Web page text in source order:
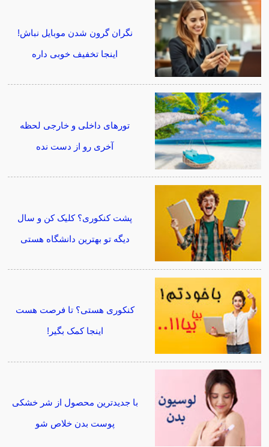
نگران گرون شدن موبایل نباش!
اینجا تخفیف خوبی داره
تورهای داخلی و خارجی لحظه
آخری رو از دست نده
پشت کنکوری؟ کلیک کن و سال
دیگه تو بهترین دانشگاه هستی
کنکوری هستی؟ تا فرصت هست
اینجا کمک بگیر!
با جدیدترین محصول از شر خشکی
پوست بدن خلاص شو